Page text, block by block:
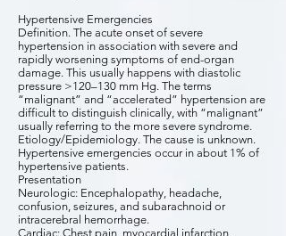
Hypertensive Emergencies
Definition. The acute onset of severe
hypertension in association with severe and
rapidly worsening symptoms of end-organ
damage. This usually happens with diastolic
pressure >120–130 mm Hg. The terms
“malignant” and “accelerated” hypertension are
difficult to distinguish clinically, with “malignant”
usually referring to the more severe syndrome.
Etiology/Epidemiology. The cause is unknown.
Hypertensive emergencies occur in about 1% of
hypertensive patients.
Presentation
Neurologic: Encephalopathy, headache,
confusion, seizures, and subarachnoid or
intracerebral hemorrhage.
Cardiac: Chest pain, myocardial infarction,